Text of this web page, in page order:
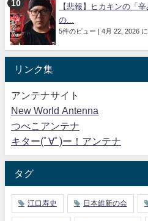
【悲報】ヒカキンの「
の...
5件のビュー | 4月 22, 2026
リンク集
アンテナサイト
New World Antenna
つべこアンテナ
キター(ﾟ∀ﾟ)ー！アンテナ
タグ
江口寿史 日本維新の会